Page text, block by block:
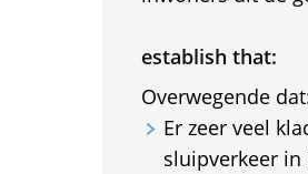
establish that:
Overwegende
Er zeer veel
sluipverkeer in